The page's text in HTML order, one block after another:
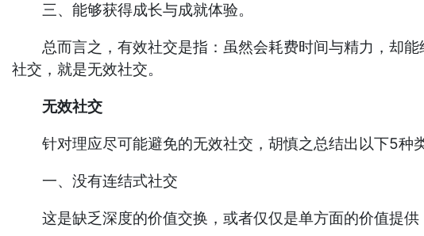
三、能够获得成长与成就体验。
总而言之，有效社交是指：虽然会耗费时间与精力，却能
社交，就是无效社交。
无效社交
针对理应尽可能避免的无效社交，胡慎之总结出以下5种
一、没有连结式社交
这是缺乏深度的价值交换，或者仅仅是单方面的价值提供